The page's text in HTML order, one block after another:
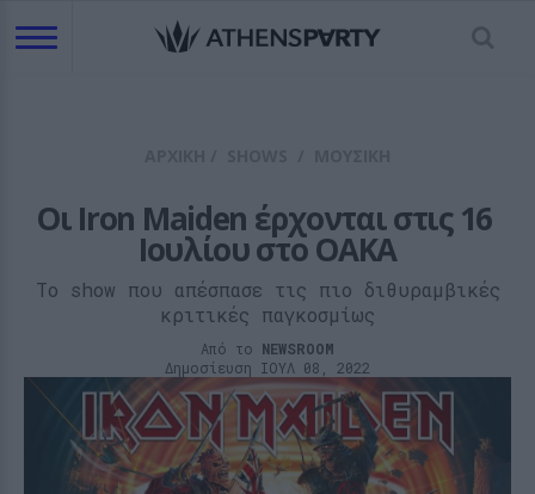
Οι Iron Maiden έρχονται στις 16
Ιουλίου στο ΟΑΚΑ
Το show που απέσπασε τις πιο διθυραμβικές
κριτικές παγκοσμίως
Από το NEWSROOM
Δημοσίευση ΙΟΥΛ 08, 2022